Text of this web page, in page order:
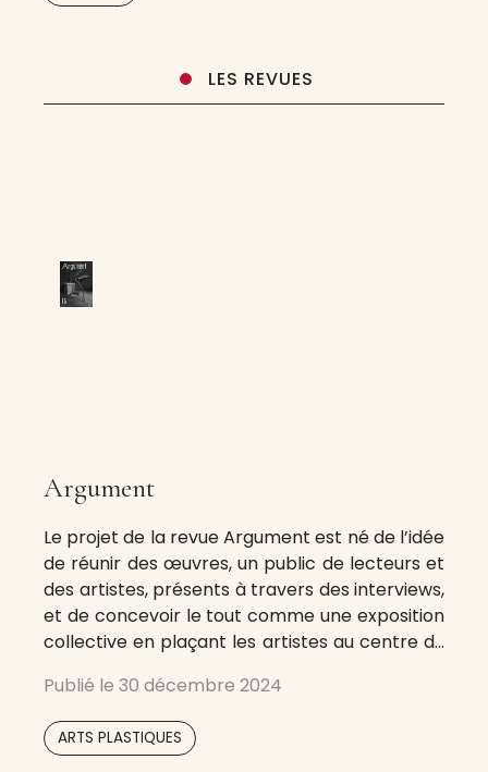
LES REVUES
Argument
Le projet de la revue Argument est né de l’idée
de réunir des œuvres, un public de lecteurs et
des artistes, présents à travers des interviews,
et de concevoir le tout comme une exposition
collective en plaçant les artistes au centre du
Publié le 30 décembre 2024
ARTS PLASTIQUES